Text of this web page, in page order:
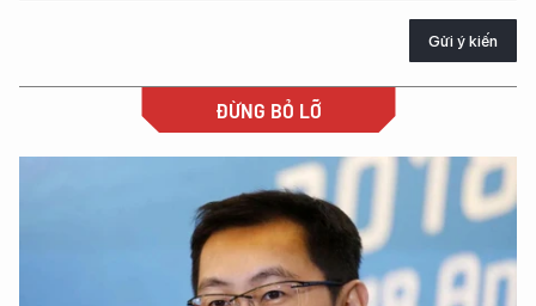
Gửi ý kiến
ĐỪNG BỎ LỠ